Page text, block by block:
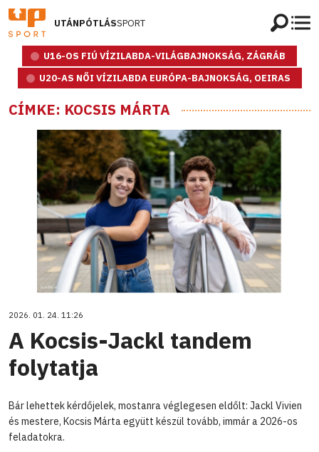
UTÁNPÓTLÁSSPORT
U16-OS FIÚ VÍZILABDA-VILÁGBAJNOKSÁG, ZÁGRÁB
U20-AS NŐI VÍZILABDA EURÓPA-BAJNOKSÁG, OEIRAS
CÍMKE: KOCSIS MÁRTA
2026. 01. 24. 11:26
A Kocsis-Jackl tandem
folytatja
Bár lehettek kérdőjelek, mostanra véglegesen eldőlt: Jackl Vivien
és mestere, Kocsis Márta együtt készül tovább, immár a 2026-os
feladatokra.